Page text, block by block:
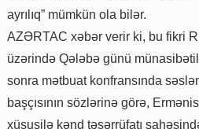
ayrılıq” mümkün ola bilər.
AZƏRTAC xəbər verir ki, bu fikri
üzərində Qələbə günü
sonra mətbuat konfransında
başçısının sözlərinə görə,
xüsusilə kənd təsərrüfatı